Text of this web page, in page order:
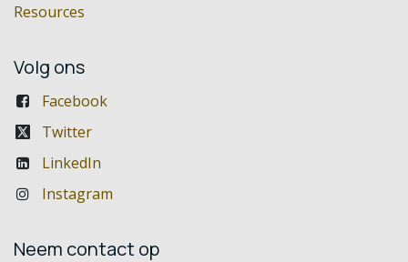
Resources
Volg ons
Facebook
Twitter
LinkedIn
Instagram
Neem contact op